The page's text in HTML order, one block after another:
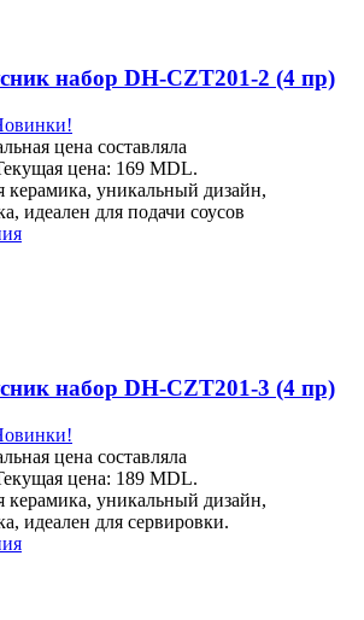
набор DH-CZT201-2 (4 пр)
цена составляла
цена: 169 MDL.
керамика, уникальный дизайн,
идеален для подачи соусов
набор DH-CZT201-3 (4 пр)
цена составляла
цена: 189 MDL.
керамика, уникальный дизайн,
идеален для сервировки.